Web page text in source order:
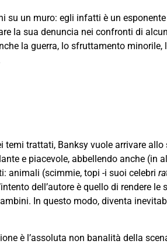
su un muro: egli infatti è un
la sua denuncia nei confronti di
la guerra, lo sfruttamento
temi trattati, Banksy vuole arrivare
e piacevole, abbellendo anche (in
animali (scimmie, topi -i suoi celebri
dell’autore è quello di rendere
In questo modo, diventa
è l’assoluta non banalità della